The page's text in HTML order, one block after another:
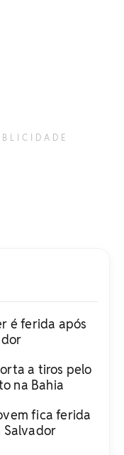
é ferida após
a tiros pelo
na Bahia
fica ferida
Salvador